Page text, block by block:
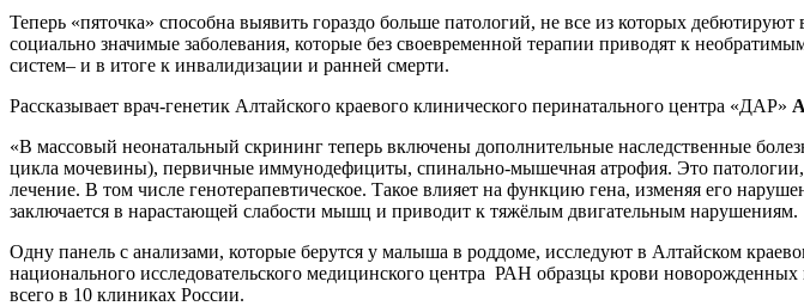
Теперь «пяточка» способна выявить гораздо больше патологий, не все из которых
социально значимые заболевания, которые без своевременной терапии приводят к
систем– и в итоге к инвалидизации и ранней смерти.
Рассказывает врач-генетик Алтайского краевого клинического перинатального центра «ДАР»
«В массовый неонатальный скрининг теперь включены дополнительные наследственные
цикла мочевины), первичные иммунодефициты, спинально-мышечная атрофия. Это патологии,
лечение. В том числе генотерапевтическое. Такое влияет на функцию гена, изменяя его
заключается в нарастающей слабости мышц и приводит к тяжёлым двигательным нарушениям.
Одну панель с анализами, которые берутся у малыша в роддоме, исследуют в Алтайском
национального исследовательского медицинского центра РАН образцы крови
всего в 10 клиниках России.